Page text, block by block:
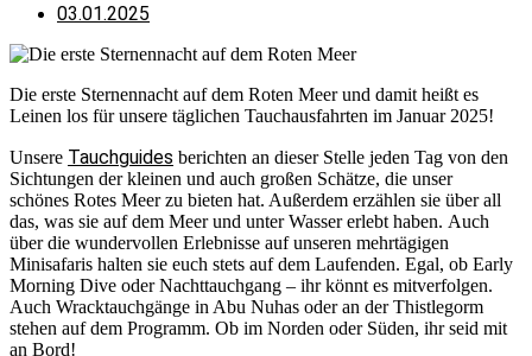
03.01.2025
Die erste Sternennacht auf dem Roten Meer und damit heißt es
Leinen los für unsere täglichen Tauchausfahrten im Januar 2025!
Unsere Tauchguides berichten an dieser Stelle jeden Tag von den
Sichtungen der kleinen und auch großen Schätze, die unser
schönes Rotes Meer zu bieten hat. Außerdem erzählen sie über all
das, was sie auf dem Meer und unter Wasser erlebt haben. Auch
über die wundervollen Erlebnisse auf unseren mehrtägigen
Minisafaris halten sie euch stets auf dem Laufenden. Egal, ob Early
Morning Dive oder Nachttauchgang – ihr könnt es mitverfolgen.
Auch Wracktauchgänge in Abu Nuhas oder an der Thistlegorm
stehen auf dem Programm. Ob im Norden oder Süden, ihr seid mit
an Bord!